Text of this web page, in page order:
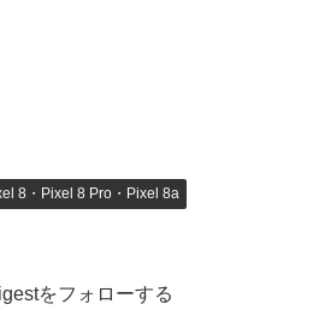
8・Pixel 8 Pro・Pixel 8a
をフォローする